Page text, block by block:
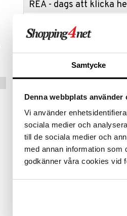
Samtycke
Denna webbplats använder
Vi använder
sociala medier och
till de sociala medier och
med annan information som
godkänner våra cookies vid
REA - dags att klicka
Rean
TILL
Produktinfo
Hjälp Amy och Knuckles att
på Angel Island. Träna, plocka
Men hallå, vad är det där? Det
katapulten för att skjuta druvor
och hjälp sedan Knuckles att slå